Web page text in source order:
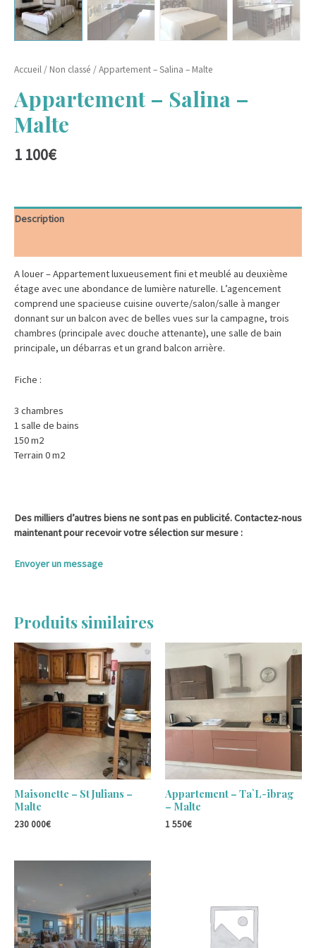
Accueil / Non classé / Appartement – Salina – Malte
Appartement – Salina –
Malte
1 100€
Description
A louer – Appartement luxueusement fini et meublé au deuxième
étage avec une abondance de lumière naturelle. L’agencement
comprend une spacieuse cuisine ouverte/salon/salle à manger
donnant sur un balcon avec de belles vues sur la campagne, trois
chambres (principale avec douche attenante), une salle de bain
principale, un débarras et un grand balcon arrière.
Fiche :
3 chambres
1 salle de bains
150 m2
Terrain 0 m2
Des milliers d’autres biens ne sont pas en publicité. Contactez-nous
maintenant pour recevoir votre sélection sur mesure :
Envoyer un message
Produits similaires
Maisonette – St Julians –
Malte
230 000€
Appartement – Ta`L-ibrag
– Malte
1 550€